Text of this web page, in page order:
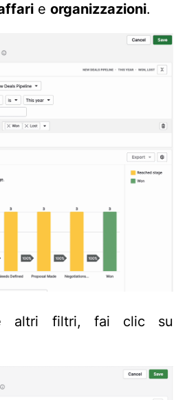
e organizzazioni.
altri filtri, fai clic su